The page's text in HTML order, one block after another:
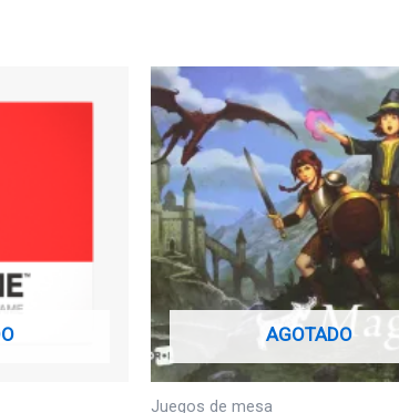
AGOTADO
Juegos de mesa